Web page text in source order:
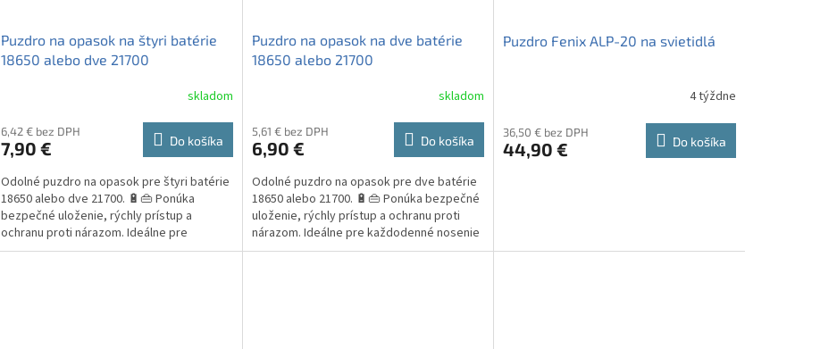
Puzdro na opasok na štyri batérie
18650 alebo dve 21700
skladom
6,42 € bez DPH
7,90 € Do košíka
Odolné puzdro na opasok pre štyri batérie
18650 alebo dve 21700. 🔋👜 Ponúka
bezpečné uloženie, rýchly prístup a
ochranu proti nárazom. Ideálne pre
profesionálov a nadšencov...
Puzdro na opasok na dve batérie
18650 alebo 21700
skladom
5,61 € bez DPH
6,90 € Do košíka
Odolné puzdro na opasok pre dve batérie
18650 alebo 21700. 🔋👜 Ponúka bezpečné
uloženie, rýchly prístup a ochranu proti
nárazom. Ideálne pre každodenné nosenie
náhradných...
Puzdro Fenix ALP-20 na svietidlá
4 týždne
36,50 € bez DPH
44,90 € Do košíka